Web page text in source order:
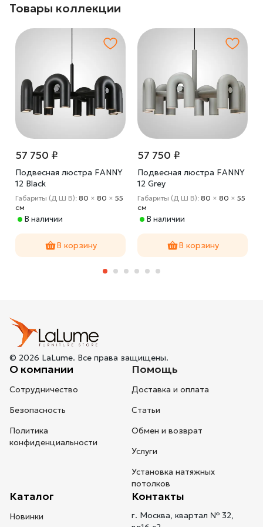
Товары коллекции
57 750 ₽
Подвесная люстра FANNY
12 Black
Габариты (Д Ш В): 80 × 80 × 55
cм
В наличии
В корзину
57 750 ₽
Подвесная люстра FANNY
12 Grey
Габариты (Д Ш В): 80 × 80 × 55
cм
В наличии
В корзину
© 2026 LaLume. Все права защищены.
О компании
Сотрудничество
Безопасность
Политика
конфиденциальности
Помощь
Доставка и оплата
Статьи
Обмен и возврат
Услуги
Установка натяжных
потолков
Каталог
Новинки
Контакты
г. Москва, квартал № 32,